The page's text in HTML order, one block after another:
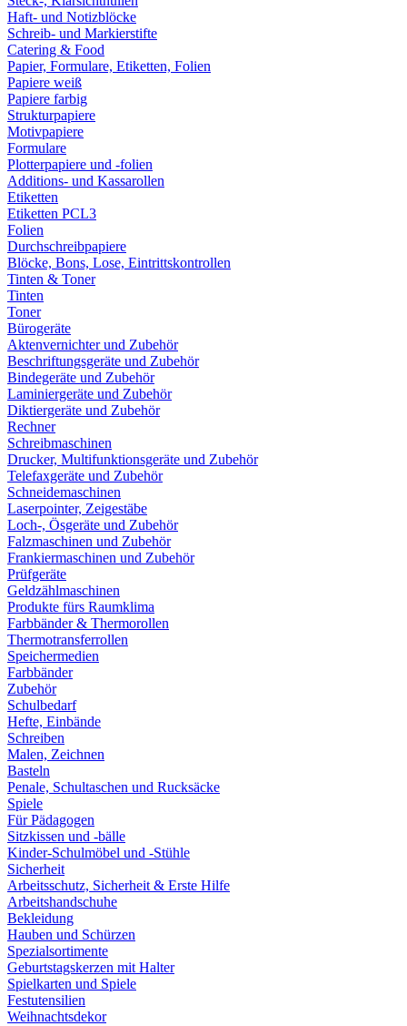
Haft- und Notizblöcke
Schreib- und Markierstifte
Catering & Food
Papier, Formulare, Etiketten, Folien
Papiere weiß
Papiere farbig
Strukturpapiere
Motivpapiere
Formulare
Plotterpapiere und -folien
Additions- und Kassarollen
Etiketten
Etiketten PCL3
Folien
Durchschreibpapiere
Blöcke, Bons, Lose, Eintrittskontrollen
Tinten & Toner
Tinten
Toner
Bürogeräte
Aktenvernichter und Zubehör
Beschriftungsgeräte und Zubehör
Bindegeräte und Zubehör
Laminiergeräte und Zubehör
Diktiergeräte und Zubehör
Rechner
Schreibmaschinen
Drucker, Multifunktionsgeräte und Zubehör
Telefaxgeräte und Zubehör
Schneidemaschinen
Laserpointer, Zeigestäbe
Loch-, Ösgeräte und Zubehör
Falzmaschinen und Zubehör
Frankiermaschinen und Zubehör
Prüfgeräte
Geldzählmaschinen
Produkte fürs Raumklima
Farbbänder & Thermorollen
Thermotransferrollen
Speichermedien
Farbbänder
Zubehör
Schulbedarf
Hefte, Einbände
Schreiben
Malen, Zeichnen
Basteln
Penale, Schultaschen und Rucksäcke
Spiele
Für Pädagogen
Sitzkissen und -bälle
Kinder-Schulmöbel und -Stühle
Sicherheit
Arbeitsschutz, Sicherheit & Erste Hilfe
Arbeitshandschuhe
Bekleidung
Hauben und Schürzen
Spezialsortimente
Geburtstagskerzen mit Halter
Spielkarten und Spiele
Festutensilien
Weihnachtsdekor